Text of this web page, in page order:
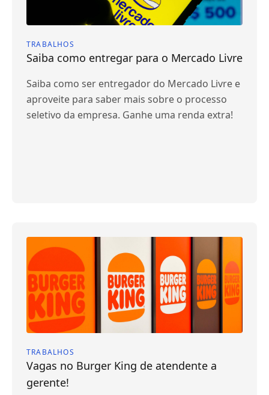
TRABALHOS
Saiba como entregar para o Mercado Livre
Saiba como ser entregador do Mercado Livre e
aproveite para saber mais sobre o processo
seletivo da empresa. Ganhe uma renda extra!
TRABALHOS
Vagas no Burger King de atendente a
gerente!